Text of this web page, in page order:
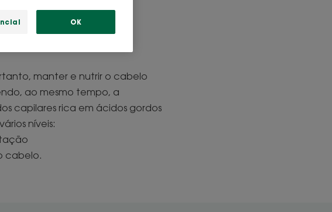
ou
manter e nutrir o cabelo
ao mesmo tempo, a
capilares rica em ácidos gordos
níveis:
cabelo.
OK